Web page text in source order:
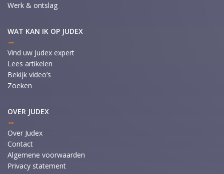
Werk & ontslag
WAT KAN IK OP JUDEX
Vind uw Judex expert
Lees artikelen
Bekijk video’s
Zoeken
OVER JUDEX
Over Judex
Contact
Algemene voorwaarden
Privacy statement